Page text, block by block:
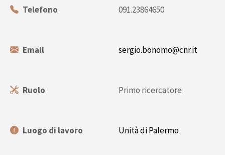
Telefono
Email
Ruolo
Luogo di lavoro
091.23864650
sergio.bonomo@cnr.it
Primo ricercatore
Unità di Palermo